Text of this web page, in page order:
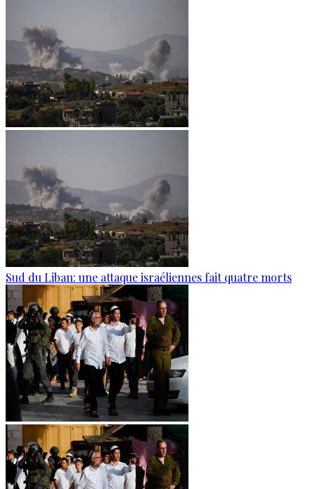
Sud du Liban: une attaque israéliennes fait quatre morts